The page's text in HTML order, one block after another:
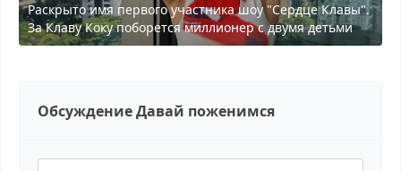
Раскрыто имя первого участника шоу "Сердце Клавы".
За Клаву Коку поборется миллионер с двумя детьми
Обсуждение Давай поженимся